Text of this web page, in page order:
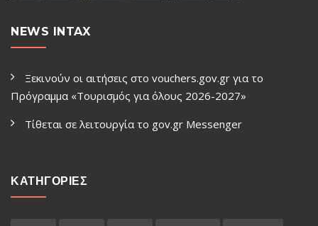
NEWS INTAX
Ξεκινούν οι αιτήσεις στο vouchers.gov.gr για το
Πρόγραμμα «Τουρισμός για όλους 2026-2027»
Τίθεται σε λειτουργία το gov.gr Μessenger
ΚΑΤΗΓΟΡΙΕΣ